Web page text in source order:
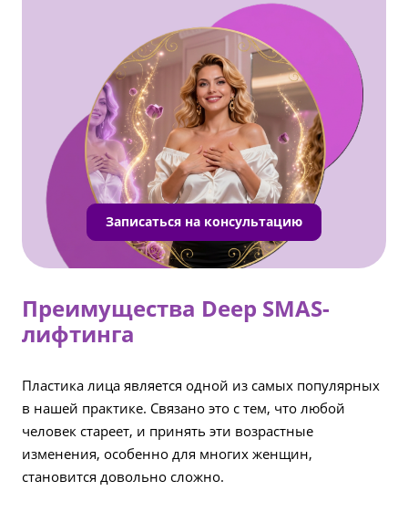
Записаться на консультацию
Преимущества Deep SMAS-
лифтинга
Пластика лица является одной из самых популярных
в нашей практике. Связано это с тем, что любой
человек стареет, и принять эти возрастные
изменения, особенно для многих женщин,
становится довольно сложно.